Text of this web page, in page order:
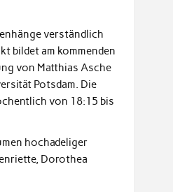
verständlich
bildet am kommenden
von Matthias Asche
Potsdam. Die
von 18:15 bis
hochadeliger
Dorothea